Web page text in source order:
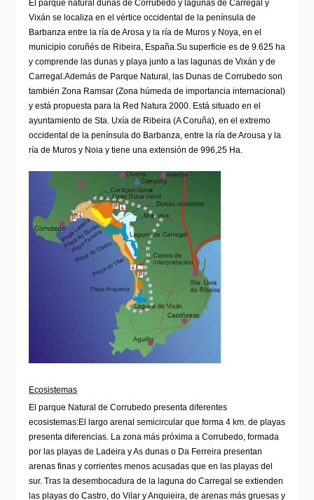
El parque natural dunas de Corrubedo y lagunas de Carregal y
Vixán se localiza en el vértice occidental de la península de
Barbanza entre la ría de Arosa y la ría de Muros y Noya, en el
municipio coruñés de Ribeira, España.Su superficie es de 9.625 ha
y comprende las dunas y playa junto a las lagunas de Vixán y de
Carregal.Además de Parque Natural, las Dunas de Corrubedo son
también Zona Ramsar (Zona húmeda de importancia internacional)
y está propuesta para la Red Natura 2000. Está situado en el
ayuntamiento de Sta. Uxía de Ribeira (A Coruña), en el extremo
occidental de la península do Barbanza, entre la ría de Arousa y la
ría de Muros y Noia y tiene una extensión de 996,25 Ha.
Ecosistemas
El parque Natural de Corrubedo presenta diferentes
ecosistemas:El largo arenal semicircular que forma 4 km. de playas
presenta diferencias. La zona más próxima a Corrubedo, formada
por las playas de Ladeira y As dunas o Da Ferreira presentan
arenas finas y corrientes menos acusadas que en las playas del
sur. Tras la desembocadura de la laguna do Carregal se extienden
las playas do Castro, do Vilar y Anquieira, de arenas más gruesas y